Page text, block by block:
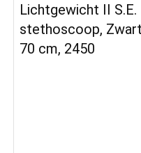
Lichtgewicht II S.E.
stethoscoop,
70 cm, 2450